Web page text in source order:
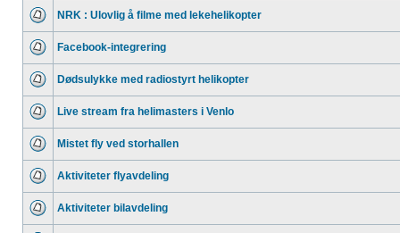
NRK : Ulovlig å filme med lekehelikopter
Facebook-integrering
Dødsulykke med radiostyrt helikopter
Live stream fra helimasters i Venlo
Mistet fly ved storhallen
Aktiviteter flyavdeling
Aktiviteter bilavdeling